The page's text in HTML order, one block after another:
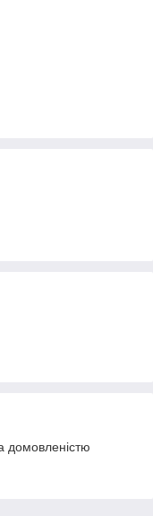
домовленістю